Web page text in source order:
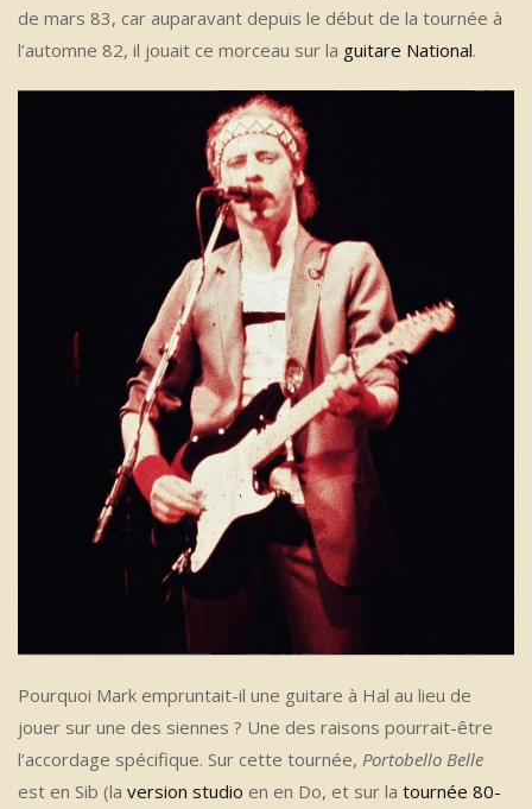
de mars 83, car auparavant depuis le début de la tournée à
l’automne 82, il jouait ce morceau sur la guitare National.
Pourquoi Mark empruntait-il une guitare à Hal au lieu de
jouer sur une des siennes ? Une des raisons pourrait-être
l’accordage spécifique. Sur cette tournée, Portobello Belle
est en Sib (la version studio en en Do, et sur la tournée 80-